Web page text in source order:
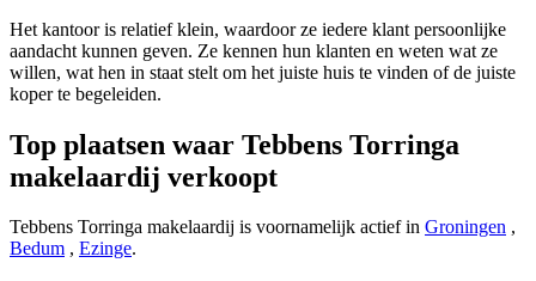
Het kantoor is relatief klein, waardoor ze iedere klant persoonlijke
aandacht kunnen geven. Ze kennen hun klanten en weten wat ze
willen, wat hen in staat stelt om het juiste huis te vinden of de juiste
koper te begeleiden.
Top plaatsen waar Tebbens Torringa
makelaardij verkoopt
Tebbens Torringa makelaardij is voornamelijk actief in Groningen ,
Bedum , Ezinge.